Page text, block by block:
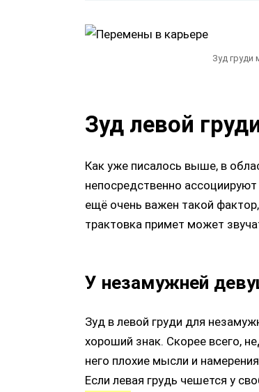
Зуд груди
Зуд левой
Как уже писалось выше, в
непосредственно
ещё очень важен такой
трактовка примет может
У незамужней
Зуд в левой груди для
хороший знак. Скорее всего,
него плохие мысли и
Если левая грудь чешется у